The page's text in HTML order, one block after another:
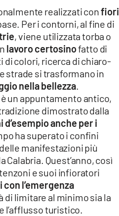
realizzati confiori
Per i contorni, al fine di
, viene utilizzata torba o
lavoro certosinofatto di
colori, ricerca di chiaro-
strade si trasformano in
nella bellezza
un appuntamento antico,
dimostrato dalla
d’esempio anche per i
ha superato i confini
manifestazioni più
Quest’anno, così
e suoi infioratori
l’emergenza
di limitare al minimo sia la
l’afflusso turistico.